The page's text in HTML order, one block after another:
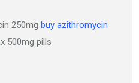
250mg buy azithromycin
500mg pills